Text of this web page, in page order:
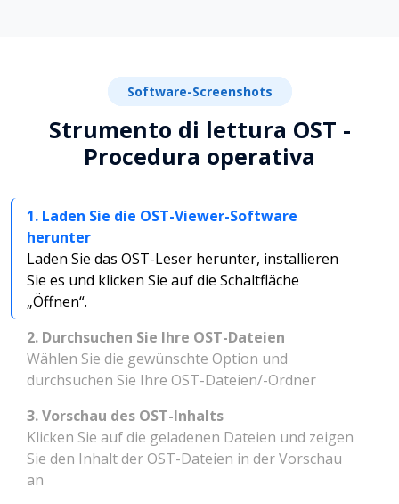
Software-Screenshots
Strumento di lettura OST -
Procedura operativa
1. Laden Sie die OST-Viewer-Software
herunter
Laden Sie das OST-Leser herunter, installieren
Sie es und klicken Sie auf die Schaltfläche
„Öffnen“.
2. Durchsuchen Sie Ihre OST-Dateien
Wählen Sie die gewünschte Option und
durchsuchen Sie Ihre OST-Dateien/-Ordner
3. Vorschau des OST-Inhalts
Klicken Sie auf die geladenen Dateien und zeigen
Sie den Inhalt der OST-Dateien in der Vorschau
an